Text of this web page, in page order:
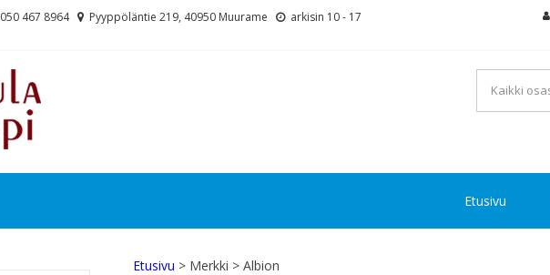
050 467 8964 Pyyppöläntie 219, 40950 Muurame arkisin 10 - 17
Etusivu
Etusivu > Merkki > Albion